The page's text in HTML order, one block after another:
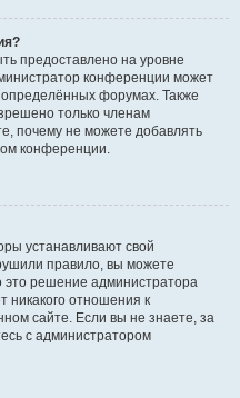
предоставлено на уровне
конференции может
форумах. Также
только членам
почему не можете добавлять
конференции.
устанавливают свой
правило, вы можете
это решение администратора
никакого отношения к
сайте. Если вы не знаете, за
с администратором